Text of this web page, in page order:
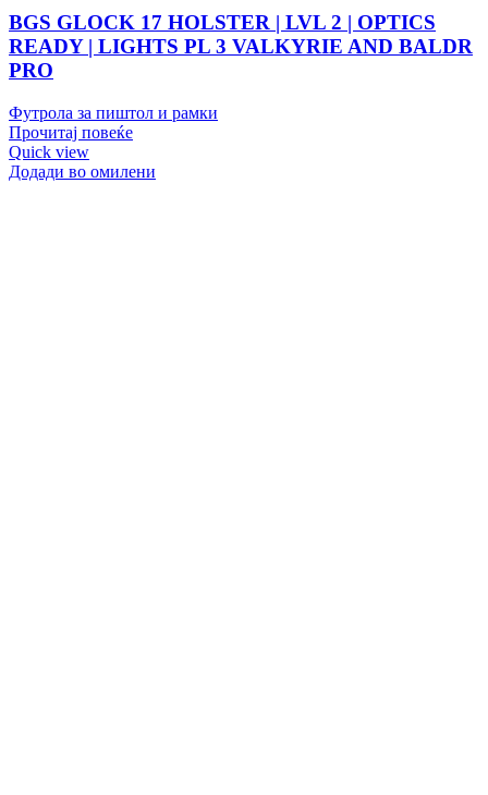
BGS GLOCK 17 HOLSTER | LVL 2 | OPTICS
READY | LIGHTS PL 3 VALKYRIE AND BALDR
PRO
Футрола за пиштол и рамки
Прочитај повеќе
Quick view
Додади во омилени